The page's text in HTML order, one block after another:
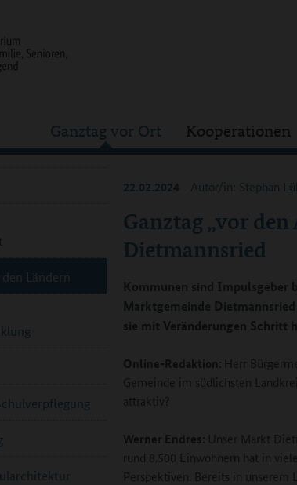
Ganztag vor Ort Kooperationen
Ganztag „vor
Dietmannsried
22.02.2024 Autor/in: Stephan
Kommunen sind Impulsgeber
Marktgemeinde
sie mit Veränderungen Schritt
Online-Redaktion: Herr
Gemeinde im südlichsten
attraktiv?
Werner Endres: Unser Markt
rund 8.500 Einwohnern hat in
Perspektiven. Bereits in unserem
Ländern